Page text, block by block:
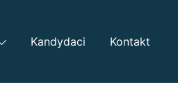
Kandydaci Kontakt